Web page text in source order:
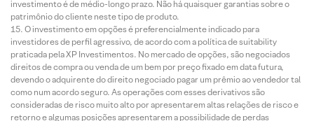
investimento é de médio-longo prazo. Não há quaisquer garantias sobre o
patrimônio do cliente neste tipo de produto.
O investimento em opções é preferencialmente indicado para
investidores de perfil agressivo, de acordo com a política de suitability
praticada pela XP Investimentos. No mercado de opções, são negociados
direitos de compra ou venda de um bem por preço fixado em data futura,
devendo o adquirente do direito negociado pagar um prêmio ao vendedor tal
como num acordo seguro. As operações com esses derivativos são
consideradas de risco muito alto por apresentarem altas relações de risco e
retorno e algumas posições apresentarem a possibilidade de perdas